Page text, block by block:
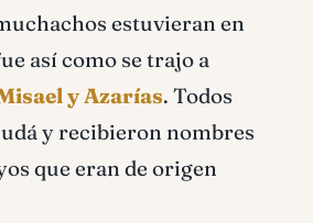
estuvieran en
así como se trajo a
y Azarías. Todos
y recibieron nombres
que eran de origen